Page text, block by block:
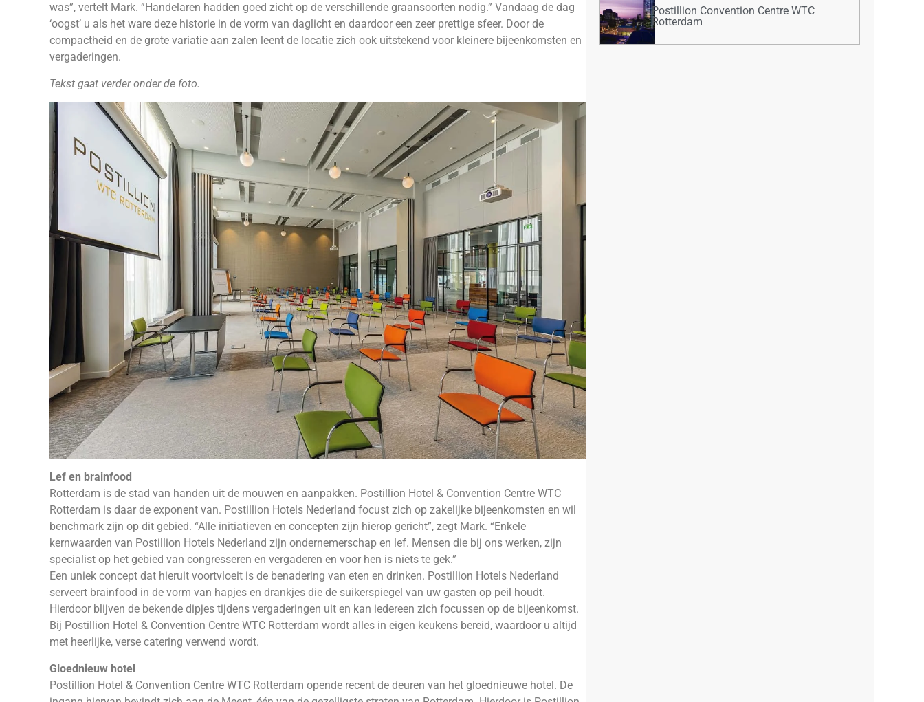
was”, vertelt Mark. ”Handelaren hadden goed zicht op de verschillende graansoorten nodig.” Vandaag de dag
‘oogst’ u als het ware deze historie in de vorm van daglicht en daardoor een zeer prettige sfeer. Door de
compactheid en de grote variatie aan zalen leent de locatie zich ook uitstekend voor kleinere bijeenkomsten en
vergaderingen.
Tekst gaat verder onder de foto.
Lef en brainfood
Rotterdam is de stad van handen uit de mouwen en aanpakken. Postillion Hotel & Convention Centre WTC
Rotterdam is daar de exponent van. Postillion Hotels Nederland focust zich op zakelijke bijeenkomsten en wil
benchmark zijn op dit gebied. “Alle initiatieven en concepten zijn hierop gericht”, zegt Mark. “Enkele
kernwaarden van Postillion Hotels Nederland zijn ondernemerschap en lef. Mensen die bij ons werken, zijn
specialist op het gebied van congresseren en vergaderen en voor hen is niets te gek.”
Een uniek concept dat hieruit voortvloeit is de benadering van eten en drinken. Postillion Hotels Nederland
serveert brainfood in de vorm van hapjes en drankjes die de suikerspiegel van uw gasten op peil houdt.
Hierdoor blijven de bekende dipjes tijdens vergaderingen uit en kan iedereen zich focussen op de bijeenkomst.
Bij Postillion Hotel & Convention Centre WTC Rotterdam wordt alles in eigen keukens bereid, waardoor u altijd
met heerlijke, verse catering verwend wordt.
Gloednieuw hotel
Postillion Hotel & Convention Centre WTC Rotterdam opende recent de deuren van het gloednieuwe hotel. De
Postillion Convention Centre WTC
Rotterdam